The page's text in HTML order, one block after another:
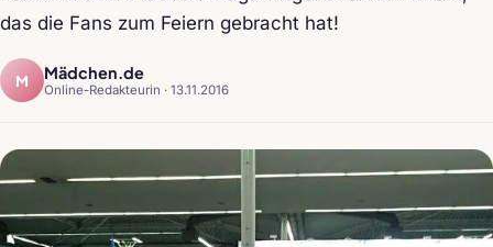
das die Fans zum Feiern gebracht hat!
M Mädchen.de
Online-Redakteurin · 13.11.2016